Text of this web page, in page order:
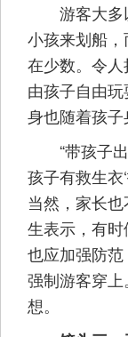
游客大多
小孩来划船
在少数。令
由孩子自由
身也随着孩子
“带孩子出
孩子有救生衣
当然，家长
生表示，有
也应加强防
强制游客穿
想。